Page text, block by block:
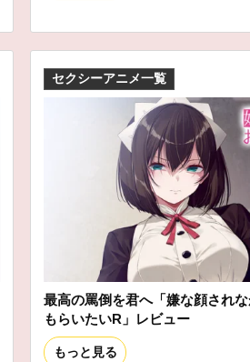
セクシーアニメ一覧
最高の罵倒を君へ「嫌な顔され
もらいたいR」レビュー
もっと見る